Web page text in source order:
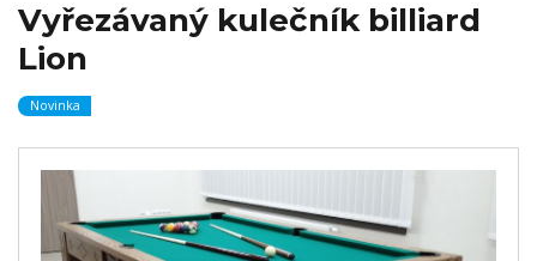
Vyřezávaný kulečník billiard
Lion
Novinka